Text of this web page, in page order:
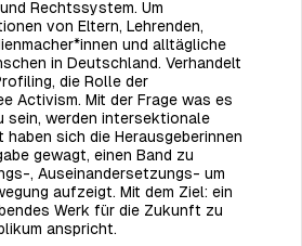
Rechtssystem. Um
von Eltern, Lehrenden,
und alltägliche
in Deutschland. Verhandelt
die Rolle der
Activism. Mit der Frage was es
sein, werden intersektionale
sich die Herausgeberinnen
gewagt, einen Band zu
, Auseinandersetzungs- um
aufzeigt. Mit dem Ziel: ein
Werk für die Zukunft zu
anspricht.